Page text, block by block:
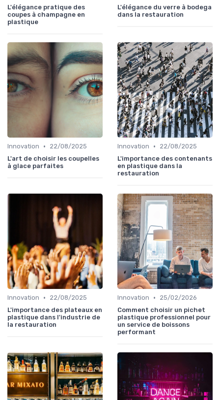
L'élégance pratique des
coupes à champagne en
plastique
L'élégance du verre à bodega
dans la restauration
Innovation •
22/08/2025
L'art de choisir les coupelles
à glace parfaites
Innovation •
22/08/2025
L'importance des contenants
en plastique dans la
restauration
Innovation •
22/08/2025
L'importance des plateaux en
plastique dans l'industrie de
la restauration
Innovation •
25/02/2026
Comment choisir un pichet
plastique professionnel pour
un service de boissons
performant